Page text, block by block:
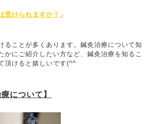
受けられますか？ 」
ることが多くあります。鍼灸治療について知
かにご紹介したい方など、鍼灸治療を知るこ
頂けると嬉しいです(^^ゞ
について】